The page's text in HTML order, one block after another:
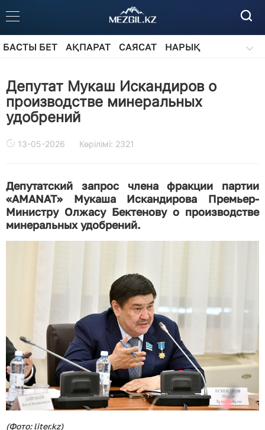
БАСТЫ БЕТ АҚПАРАТ САЯСАТ
НАРЫҚ
Депутат Мукаш Искандиров о
производстве минеральных
удобрений
13-05-2026 Көрілімі: 2321
Депутатский запрос члена фракции партии
«AMANAT» Мукаша Искандирова Премьер-
Министру Олжасу Бектенову о производстве
минеральных удобрений.
(Фото: liter.kz)